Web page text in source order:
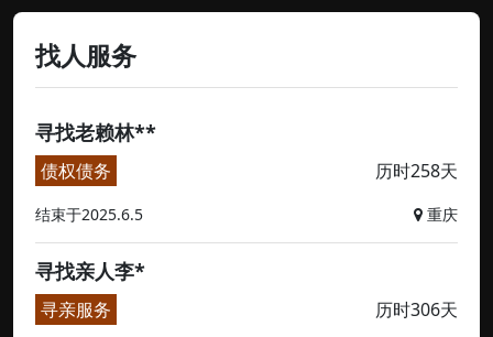
找人服务
寻找老赖林**
债权债务 历时258天
结束于2025.6.5 重庆
寻找亲人李*
寻亲服务 历时306天